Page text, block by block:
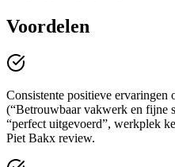
Voordelen
Consistente positieve
(“Betrouwbaar vakwerk en fijne
“perfect uitgevoerd”, werkplek
Piet Bakx review.